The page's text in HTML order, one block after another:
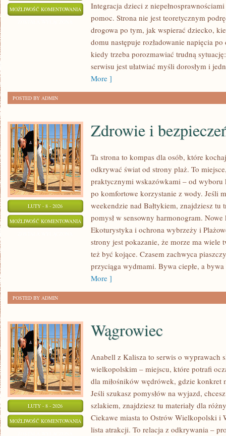
MOŻLIWOŚĆ KOMENTOWANIA ADAPTACJA
ŻŁOBKU
PRZEDSZKOLU
Integracja dzieci z
pomoc. Strona nie jest teoretycznym
drogowa po tym, jak wspierać dziecko,
domu następuje rozładowanie napięcia
kiedy trzeba porozmawiać trudną
serwisu jest ułatwiać myśli dorosłym i
More ]
POSTED BY ADMIN
LUTY - 8 - 2026
MOŻLIWOŚĆ KOMENTOWANIA ZDROWIE
BEZPIECZEŃSTWO
Zdrowie i
Ta strona to kompas dla osób, które
odkrywać świat od strony plaż. To
praktycznymi wskazówkami – od wyboru
po komfortowe korzystanie z wody. Jeśli
weekendzie nad Bałtykiem, znajdziesz
pomysł w sensowny harmonogram.
Ekoturystyka i ochrona wybrzeży i
strony jest pokazanie, że morze ma
też być kojące. Czasem zachwyca
przyciąga wydmami. Bywa ciepłe, a
More ]
POSTED BY ADMIN
LUTY - 8 - 2026
MOŻLIWOŚĆ KOMENTOWANIA WĄGROWIEC
Wągrowiec
Anabell z Kalisza to serwis o wyprawach
wielkopolskim – miejscu, które potrafi
dla miłośników wędrówek, gdzie konkret
Jeśli szukasz pomysłów na wyjazd,
szlakiem, znajdziesz tu materiały dla
Ciekawe miasta to Ostrów Wielkopolski i
lista atrakcji. To relacja z odkrywania –